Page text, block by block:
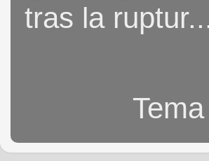
tras la